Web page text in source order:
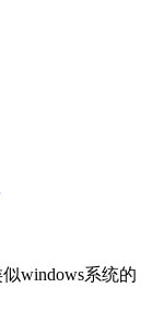
windows系统的